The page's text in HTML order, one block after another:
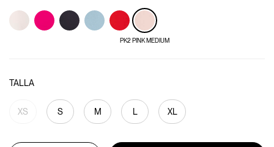
PK2 PINK MEDIUM
TALLA
XS S M L XL